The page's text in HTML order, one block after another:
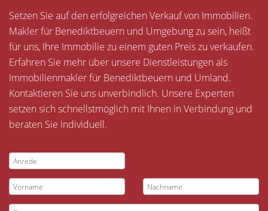
Setzen Sie auf den erfolgreichen Verkauf von Immobilien.
Makler für Benediktbeuern und Umgebung zu sein, heißt
für uns, Ihre Immobilie zu einem guten Preis zu verkaufen.
Erfahren Sie mehr über unsere Dienstleistungen als
Immobilienmakler für Benediktbeuern und Umland.
Kontaktieren Sie uns unverbindlich. Unsere Experten
setzen sich schnellstmöglich mit Ihnen in Verbindung und
beraten Sie individuell.